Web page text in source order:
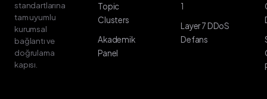
standartlarına
tam uyumlu
kurumsal
bağlantı ve
doğrulama
kapısı.
Topic
Clusters
Akademik
Panel
1
Layer 7 DDoS
Defans